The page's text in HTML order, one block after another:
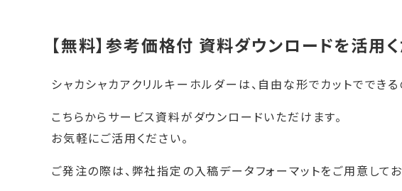
【無料】参考価格付 資料ダウンロードを活用
シャカシャカアクリルキーホルダーは、自由な形でカットでできる
こちらからサービス資料がダウンロードいただけます。
お気軽にご活用ください。
ご発注の際は、弊社指定の入稿データフォーマットをご用意して